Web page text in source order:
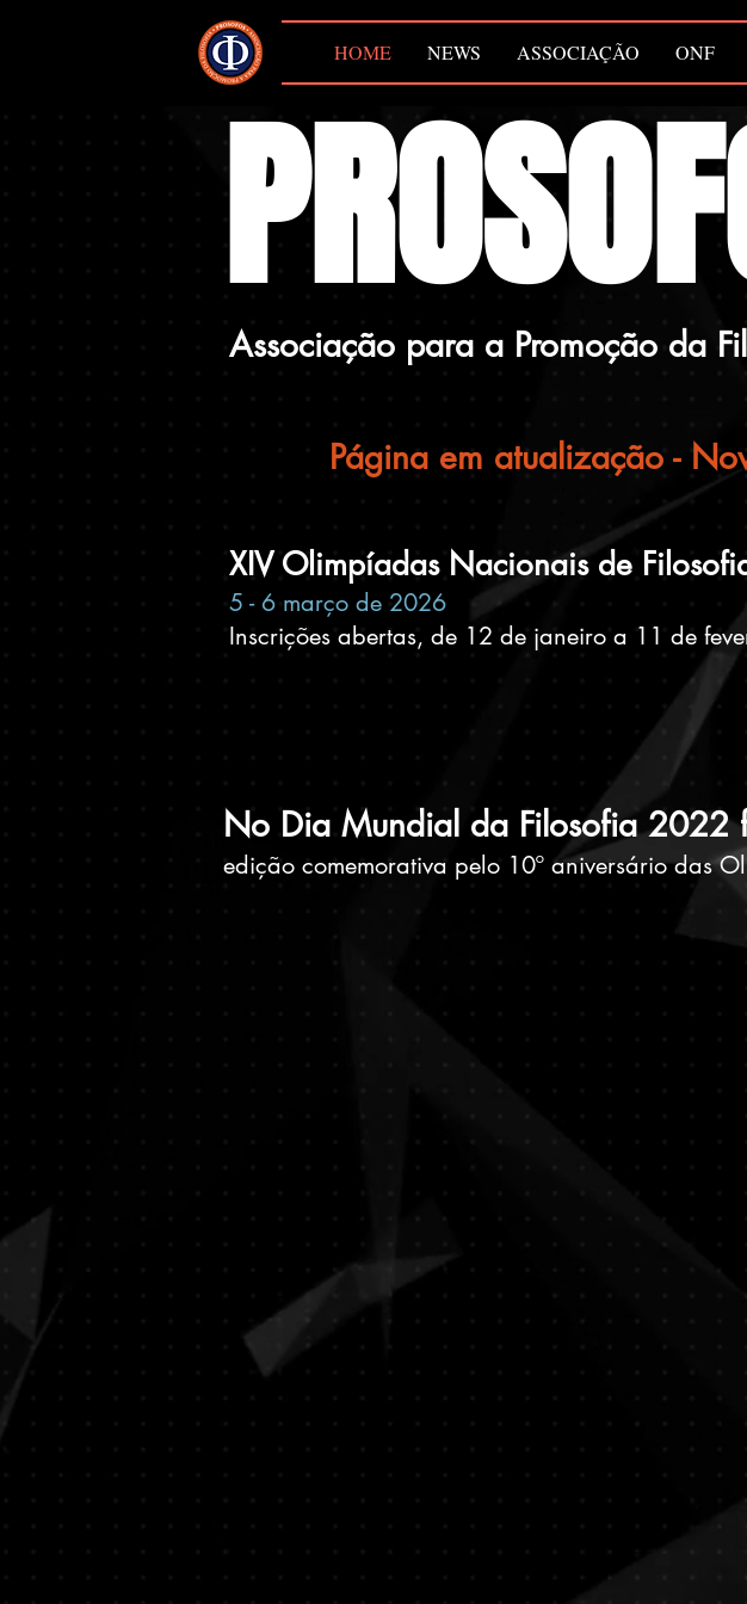
HOME NEWS ASSOCIAÇÃO ONF
Associação para a Promoção da
Página em atualização -
XIV Olimpíadas Nacionais de
5 - 6 março de 2026
Inscrições abertas, de 12 de janeiro a 11 de
No Dia Mundial da Filosofia 2022
edição comemorativa pelo 10º aniversário das